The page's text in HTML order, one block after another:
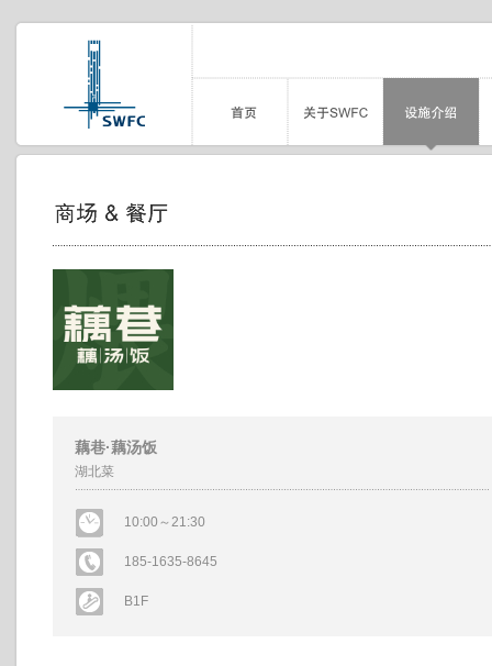
藕巷·藕汤饭
湖北菜
10:00～21:30
185-1635-8645
B1F